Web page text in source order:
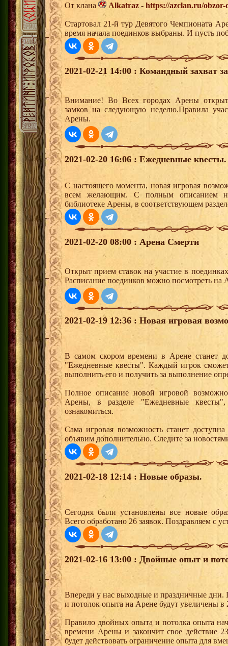
От клана Alkatraz - https://azclan.ru/obzor-
Стартовал 21-й тур Девятого Чемпионата
время начала поединков выбраны. И пусть
2021-02-21 14:00 : Командный захват
Внимание! Во Всех городах Арены
замков на следующую неделю.Правила
Арены.
2021-02-20 16:06 : Ежедневные квесты.
С настоящего момента, новая игровая
всем желающим. С полным описанием
библиотеке Арены, в соответствующем
2021-02-20 08:00 : Арена Смерти
Открыт прием ставок на участие в
Расписание поединков можно посмотреть на
2021-02-19 12:36 : Новая игровая
В самом скором времени в Арене станет
"Ежедневные квесты". Каждый игрок
выполнить его и получить за выполнение
Полное описание новой игровой
Арены, в разделе "Ежедневные
ознакомиться.
Сама игровая возможность станет
объявим дополнительно. Следите за
2021-02-18 12:14 : Новые образы.
Сегодня были установлены все новые
Всего обработано 26 заявок. Поздравляем с
2021-02-16 13:00 : Двойные опыт и
Впереди у нас выходные и праздничные дни.
и потолок опыта на Арене будут увеличены в
Правило двойных опыта и потолка опыта
времени Арены и закончит свое действие
будет действовать ограничение опыта для